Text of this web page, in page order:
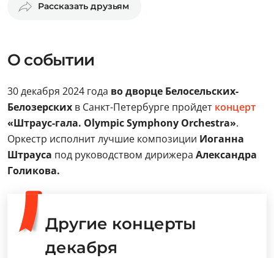
Рассказать друзьям
О событии
30 декабря 2024 года во дворце Белосельских-
Белозерских в Санкт-Петербурге пройдет концерт
«Штраус-гала. Olympic Symphony Orchestra».
Оркестр исполнит лучшие композиции Иоганна
Штрауса под руководством дирижера Александра
Голикова.
Другие концерты
декабря